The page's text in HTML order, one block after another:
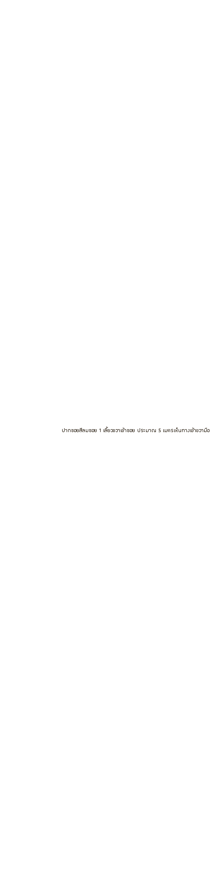
ปากซอยสีลมซอย 1 เลี้ยวขวาเข้าซอย ประมาณ 5 เมตรเห็นทางเข้าขวามือ